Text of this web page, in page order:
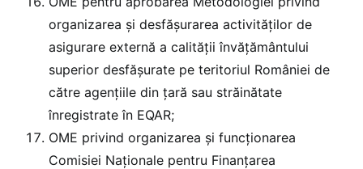
organizarea și desfășurarea activităţilor de
asigurare externă a calităţii învăţământului
superior desfăşurate pe teritoriul României de
către agenţiile din ţară sau străinătate
înregistrate în EQAR;
OME privind organizarea și funcționarea
Comisiei Naţionale pentru Finanţarea